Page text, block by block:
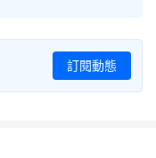
訂閱動態